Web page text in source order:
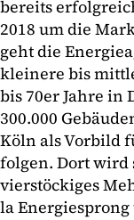
bereits
2018 um die
geht die
kleinere bis
bis 70er Jahre in
300.000
Köln als Vorbild
folgen. Dort wird
vierstöckiges
la